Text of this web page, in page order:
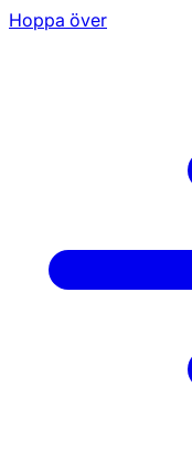
Hoppa över